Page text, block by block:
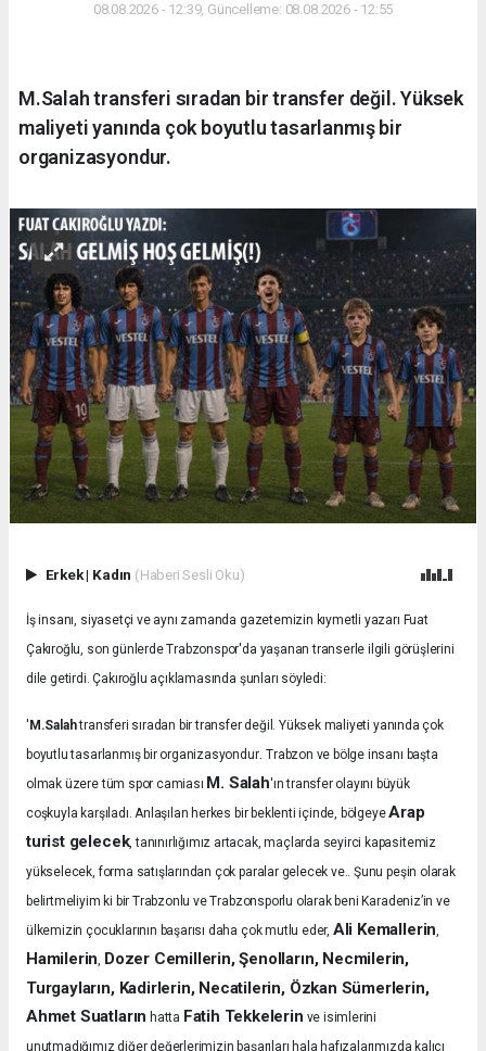
08.08.2026 - 12:39, Güncelleme: 08.08.2026 - 12:55
M.Salah transferi sıradan bir transfer değil. Yüksek
maliyeti yanında çok boyutlu tasarlanmış bir
organizasyondur.
Erkek| Kadın (Haberi Sesli Oku)
İş insanı, siyasetçi ve aynı zamanda gazetemizin kıymetli yazarı Fuat
Çakıroğlu, son günlerde Trabzonspor'da yaşanan transerle ilgili görüşlerini
dile getirdi. Çakıroğlu açıklamasında şunları söyledi:
' M.Salahtransferi sıradan bir transfer değil. Yüksek maliyeti yanında çok
boyutlu tasarlanmış bir organizasyondur.Trabzon ve bölge insanı başta
olmak üzere tüm spor camiası M. Salah'ın transfer olayını büyük
coşkuyla karşıladı.Anlaşılan herkes bir beklenti içinde, bölgeyeArap
turist gelecek, tanınırlığımız artacak, maçlarda seyirci kapasitemiz
yükselecek, forma satışlarından çok paralar gelecek ve.. Şunu peşin olarak
belirtmeliyim ki bir Trabzonlu ve Trabzonsporlu olarak beni Karadeniz’in ve
ülkemizin çocuklarının başarısı daha çok mutlu eder, Ali Kemallerin,
Hamilerin, Dozer Cemillerin, Şenolların, Necmilerin,
Turgayların, Kadirlerin, Necatilerin, Özkan Sümerlerin,
Ahmet Suatların hatta Fatih Tekkelerin ve isimlerini
unutmadığımız diğer değerlerimizin başarıları hala hafızalarımızda kalıcı